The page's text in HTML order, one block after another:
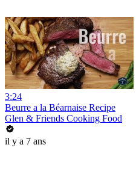
3:24
Beurre a la Béarnaise Recipe
Glen & Friends Cooking Food
il y a 7 ans